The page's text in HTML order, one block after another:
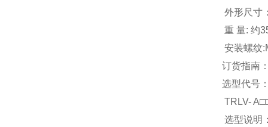
外形尺寸
重 量: 约
安装螺纹
订货指南
选型代号
TRLV-
选型说明